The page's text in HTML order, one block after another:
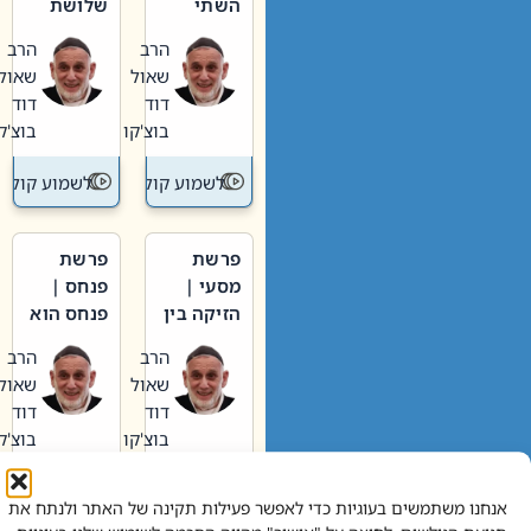
אנחנו משתמשים בעוגיות כדי לאפשר פעילות תקינה של האתר ולנתח את
וערב של
חיינו
הרב
שאול
דוד
בוצ'קו
לשמוע קול תורה – מדרש
האבות
הרב
שאול
דוד
בוצ'קו
לשמוע קול
פרשת
מסעי |
הזיקה בין
הגדול לעם הרב
שאול
דוד
בוצ'קו
לשמוע קול תורה – מדרש
פרשת
פנחס |
פנחס הוא
אליהו: בין
קנאות
הורסת
לקנאות
בונה
הרב
שאול
דוד
בוצ'קו
לשמוע קול